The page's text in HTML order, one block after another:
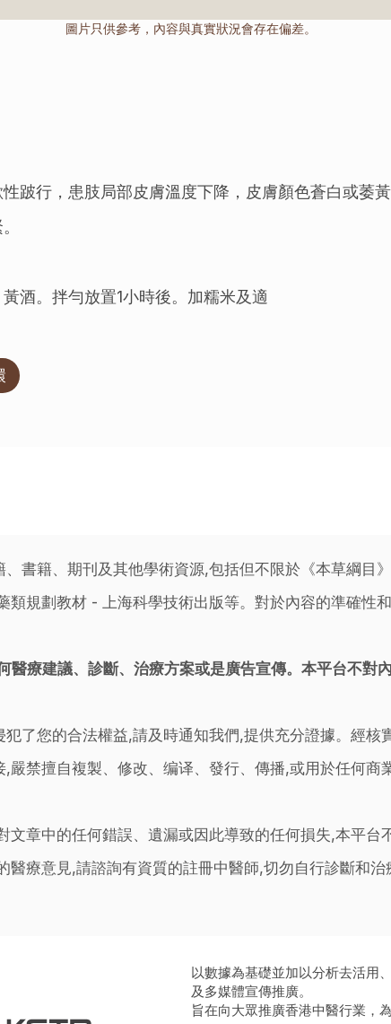
跛行，患肢局部皮膚溫度下降，皮膚顏色蒼白或萎
酒。拌勻放置1小時後。加糯米及適
圖片只供參考，內容與真實狀況會存在偏差。
書籍、期刊及其他學術資源,包括但不限於《本草綱目
規劃教材 - 上海科學技術出版等。對於內容的準確性
療建議、診斷、治療方案或是廣告宣傳。本平台不對
了您的合法權益,請及時通知我們,提供充分證據。經核
禁擅自複製、修改、编译、發行、傳播,或用於任何
章中的任何錯誤、遺漏或因此導致的任何損失,本平台
療意見,請諮詢有資質的註冊中醫師,切勿自行診斷和
以數據為基礎並加以分析去活用
及多媒體宣傳推廣。
旨在向大眾推廣香港中醫行業，